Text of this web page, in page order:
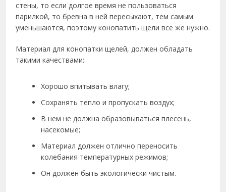
стены, то если долгое время не пользоваться
парилкой, то бревна в ней пересыхают, тем самым
уменьшаются, поэтому конопатить щели все же нужно.
Материал для конопатки щелей, должен обладать
такими качествами:
Хорошо впитывать влагу;
Сохранять тепло и пропускать воздух;
В нем не должна образовываться плесень,
насекомые;
Материал должен отлично переносить
колебания температурных режимов;
Он должен быть экологически чистым.